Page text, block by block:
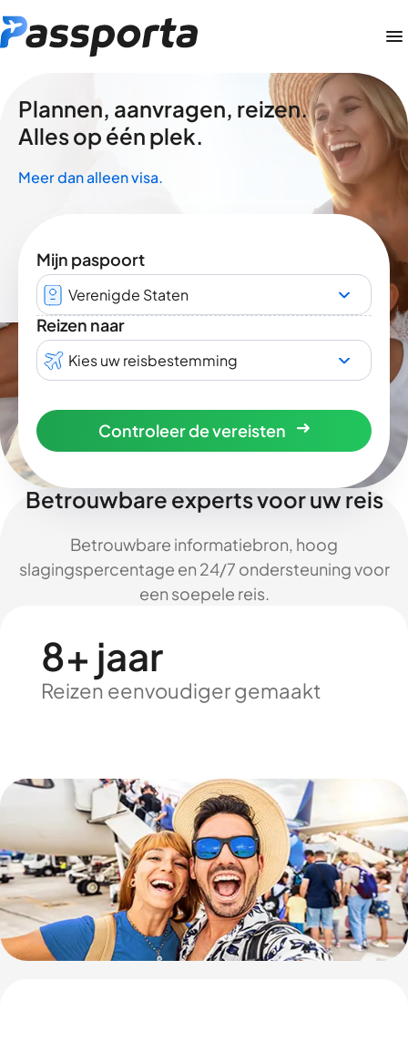
Plannen, aanvragen, reizen.
Alles op één plek.
Meer dan alleen visa.
Mijn paspoort
Verenigde Staten
Reizen naar
Kies uw reisbestemming
Controleer de vereisten
Betrouwbare experts voor uw reis
Betrouwbare informatiebron, hoog
slagingspercentage en 24/7 ondersteuning voor
een soepele reis.
8+ jaar
Reizen eenvoudiger gemaakt